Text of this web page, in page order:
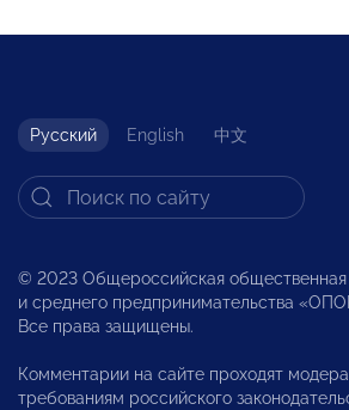
Русский English 中文
© 2023 Общероссийская общественная
и среднего предпринимательства
Все права защищены.
Комментарии на сайте проходят
требованиям российского